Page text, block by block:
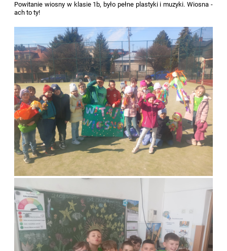
Powitanie wiosny w klasie 1b, było pełne plastyki i muzyki. Wiosna -
ach to ty!